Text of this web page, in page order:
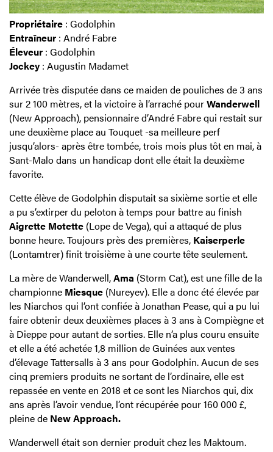
Propriétaire : Godolphin
Entraîneur : André Fabre
Éleveur : Godolphin
Jockey : Augustin Madamet
Arrivée très disputée dans ce maiden de pouliches de 3 ans
sur 2 100 mètres, et la victoire à l’arraché pourWanderwell
(New Approach), pensionnaire d’André Fabre qui restait sur
une deuxième place au Touquet -sa meilleure perf
jusqu’alors- après être tombée, trois mois plus tôt en mai, à
Sant-Malo dans un handicap dont elle était la deuxième
favorite.
Cette élève de Godolphin disputait sa sixième sortie et elle
a pu s’extirper du peloton à temps pour battre au finish
Aigrette Motette (Lope de Vega), qui a attaqué de plus
bonne heure. Toujours près des premières, Kaiserperle
(Lontamtrer) finit troisième à une courte tête seulement.
La mère de Wanderwell,Ama (Storm Cat), est une fille de la
championne Miesque (Nureyev). Elle a donc été élevée par
les Niarchos qui l’ont confiée à Jonathan Pease, qui a pu lui
faire obtenir deux deuxièmes places à 3 ans à Compiègne et
à Dieppe pour autant de sorties. Elle n’a plus couru ensuite
et elle a été achetée 1,8 million de Guinées aux ventes
d’élevage Tattersalls à 3 ans pour Godolphin. Aucun de ses
cinq premiers produits ne sortant de l’ordinaire, elle est
repassée en vente en 2018 et ce sont les Niarchos qui, dix
ans après l’avoir vendue, l’ont récupérée pour 160 000 £,
pleine de New Approach.
Wanderwell était son dernier produit chez les Maktoum.